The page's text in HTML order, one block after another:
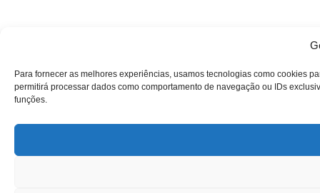
Para fornecer as melhores experiências, usamos tecnologias como cookies
permitirá processar dados como comportamento de navegação ou IDs
funções.